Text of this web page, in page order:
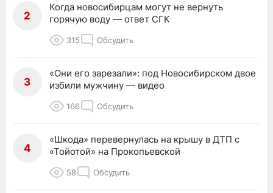
2
Когда новосибирцам могут не вернуть
горячую воду — ответ СГК
315 Обсудить
3
«Они его зарезали»: под Новосибирском двое
избили мужчину — видео
166 Обсудить
4
«Шкода» перевернулась на крышу в ДТП с
«Тойотой» на Прокопьевской
58 Обсудить